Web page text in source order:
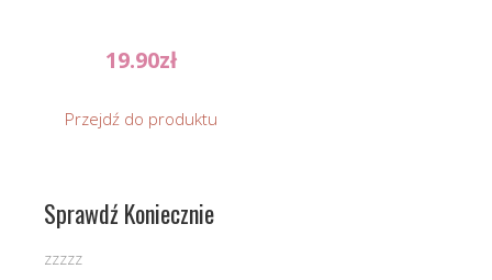
19.90zł
Przejdź do produktu
Sprawdź Koniecznie
zzzzz